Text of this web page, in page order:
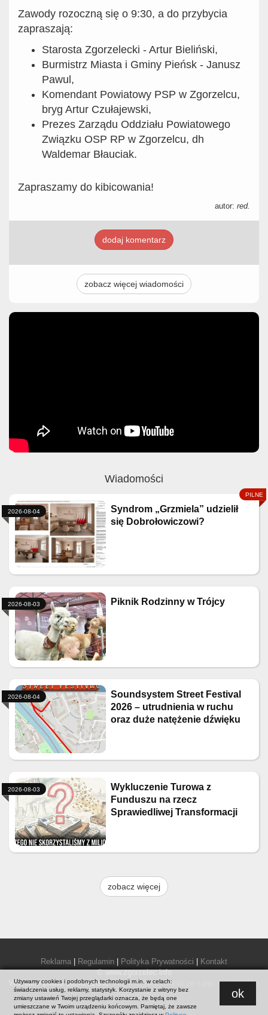
ok
Używamy cookies i podobnych technologii m.in. w celach:
świadczenia usług, reklamy, statystyk. Korzystanie z witryny bez
zmiany ustawień Twojej przeglądarki oznacza, że będą one
umieszczane w Twoim urządzeniu końcowym. Pamiętaj, że zawsze
Zawody rozoczną się o 9:30, a do przybycia
zapraszają:
Starosta Zgorzelecki - Artur Bieliński,
Burmistrz Miasta i Gminy Pieńsk - Janusz
Pawul,
Komendant Powiatowy PSP w Zgorzelcu,
bryg Artur Czułajewski,
Prezes Zarządu Oddziału Powiatowego
Związku OSP RP w Zgorzelcu, dh
Waldemar Błauciak.
Zapraszamy do kibicowania!
autor: red.
dodaj komentarz
zobacz więcej wiadomości
Wiadomości
Syndrom „Grzmiela” udzielił
się Dobrołowiczowi?
2026-08-04
Piknik Rodzinny w Trójcy
2026-08-03
Soundsystem Street Festival
2026 – utrudnienia w ruchu
oraz duże natężenie dźwięku
2026-08-04
Wykluczenie Turowa z
Funduszu na rzecz
Sprawiedliwej Transformacji
2026-08-03
zobacz więcej
Reklama Regulamin Polityka Prywatności
Kontakt
© www.zgorzelec.info
Wszelkie prawa zastrzeżone.Warunki korzystania ze zdjęć i materiałów
prasowych .